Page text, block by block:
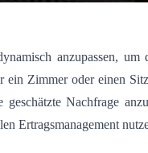
anzupassen,
Zimmer oder einen
Nachfrage
Ertragsmanagement